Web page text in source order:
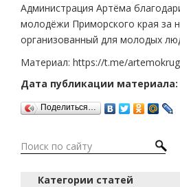
Администрация Артёма
молодёжи Приморского края за
организованный для молодых
Материал: https://t.me/
Дата публикации материала:
Поделиться…
Категории статей